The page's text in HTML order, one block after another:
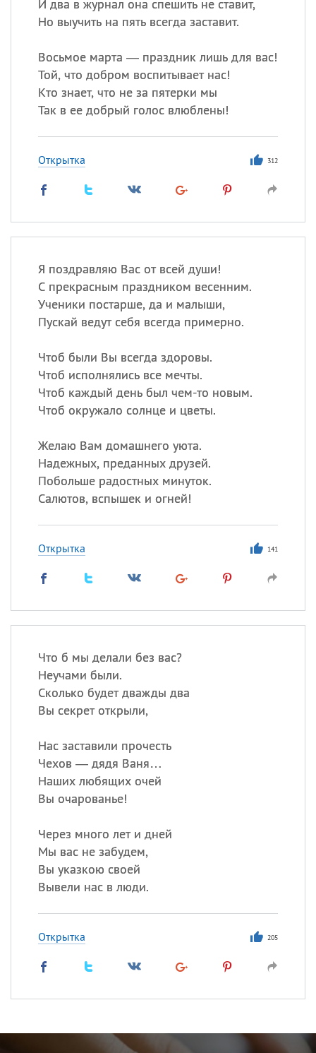
И два в журнал она спешить не ставит,
Но выучить на пять всегда заставит.
Восьмое марта — праздник лишь для вас!
Той, что добром воспитывает нас!
Кто знает, что не за пятерки мы
Так в ее добрый голос влюблены!
Открытка 312
Я поздравляю Вас от всей души!
С прекрасным праздником весенним.
Ученики постарше, да и малыши,
Пускай ведут себя всегда примерно.
Чтоб были Вы всегда здоровы.
Чтоб исполнялись все мечты.
Чтоб каждый день был чем-то новым.
Чтоб окружало солнце и цветы.
Желаю Вам домашнего уюта.
Надежных, преданных друзей.
Побольше радостных минуток.
Салютов, вспышек и огней!
Открытка 141
Что б мы делали без вас?
Неучами были.
Сколько будет дважды два
Вы секрет открыли,
Нас заставили прочесть
Чехов — дядя Ваня…
Наших любящих очей
Вы очарованье!
Через много лет и дней
Мы вас не забудем,
Вы указкою своей
Вывели нас в люди.
Открытка 205